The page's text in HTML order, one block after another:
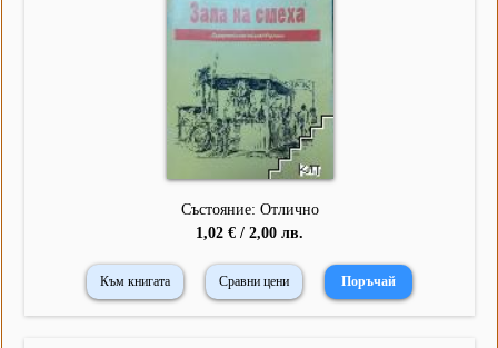
Състояние: Отлично
1,02 € / 2,00 лв.
Към книгата Сравни цени